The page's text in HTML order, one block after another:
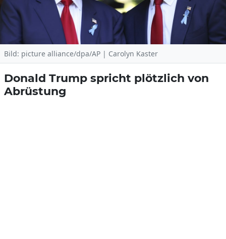
Bild: picture alliance/dpa/AP | Carolyn Kaster
Donald Trump spricht plötzlich von
Abrüstung